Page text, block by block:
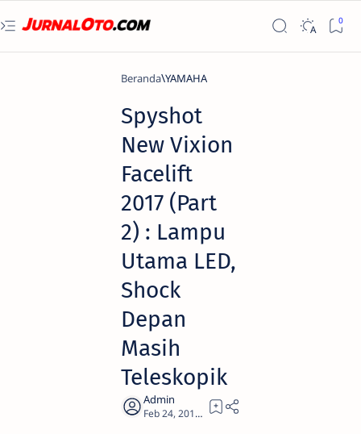
Beranda YAMAHA
Spyshot
New Vixion
Facelift
2017 (Part
2) : Lampu
Utama LED,
Shock
Depan
Masih
Teleskopik
1